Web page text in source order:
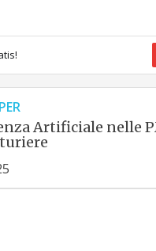
Artificiale nelle